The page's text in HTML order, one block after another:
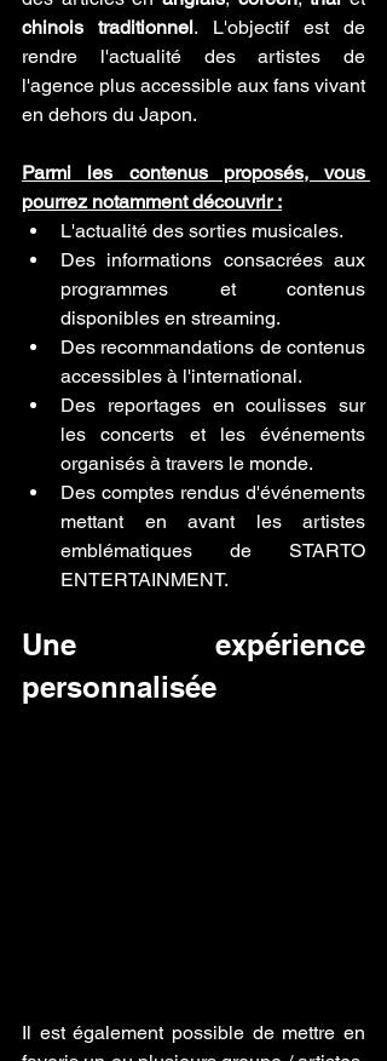
chinois traditionnel. L'objectif est de
rendre l'actualité des artistes de
l'agence plus accessible aux fans vivant
en dehors du Japon.
Parmi les contenus proposés, vous
pourrez notamment découvrir :
L'actualité des sorties musicales.
Des informations consacrées aux
programmes et contenus
disponibles en streaming.
Des recommandations de contenus
accessibles à l'international.
Des reportages en coulisses sur
les concerts et les événements
organisés à travers le monde.
Des comptes rendus d'événements
mettant en avant les artistes
emblématiques de STARTO
ENTERTAINMENT.
Une expérience
personnalisée
Il est également possible de mettre en